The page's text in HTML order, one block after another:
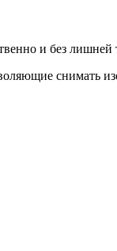
и без
снимать